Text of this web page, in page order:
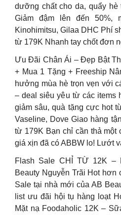
dưỡng chất cho da, quẩy hè
Giảm đậm lên đến 50%,
Kinohimitsu, Gilaa DHC Phí
từ 179K Nhanh tay chốt đơn
Ưu Đãi Chân Ái – Đẹp Bật
+ Mua 1 Tặng + Freeship
hưởng mùa hè trọn vẹn với
– deal siêu yêu từ các items
giảm sâu, quà tặng cực hot
Vaseline, Dove Giao hàng
từ 179K Bạn chỉ cần thả một
giá xịn đã có ABBW lo! Lướt
Flash Sale CHỈ TỪ 12K –
Beauty Nguyễn Trãi Hot hơn
Sale tại nhà mới của AB
list ưu đãi hội tụ hàng loạt
Mặt nạ Foodaholic 12K –